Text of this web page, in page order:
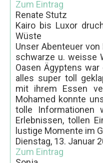
Zum Eintrag
Renate Stutz
Kairo bis Luxor
Wüste
Unser Abenteuer
schwarze u. weisse
Oasen Ägyptens
alles super toll
mit ihrem Essen
Mohamed konnte
tolle Informationen
Erlebnissen, tollen
lustige Momente im
Dienstag, 13. Januar
Zum Eintrag